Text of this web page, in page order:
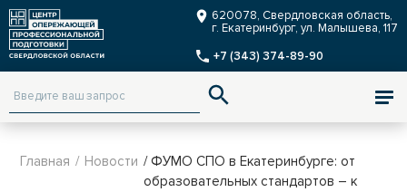
620078, Свердловская область,
г. Екатеринбург, ул. Малышева, 117
+7 (343) 374-89-90
ENG
Версия для слабовидящих
Главная / Новости / ФУМО СПО в Екатеринбурге: от
образовательных стандартов – к